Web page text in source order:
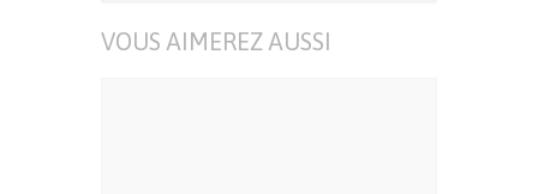
VOUS AIMEREZ AUSSI